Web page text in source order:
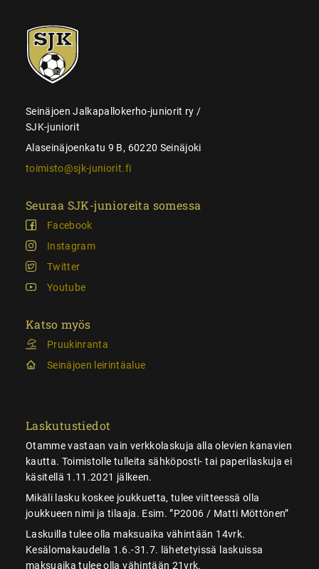
SJK-
juniorit
Seinäjoen Jalkapallokerho-juniorit ry /
SJK-juniorit
Alaseinäjoenkatu 9 B, 60220 Seinäjoki
toimisto@sjk-juniorit.fi
Seuraa SJK-junioreita somessa
Facebook
Instagram
Twitter
Youtube
Katso myös
Pruukinranta
Seinäjoen leirintäalue
Laskutustiedot
Otamme vastaan vain verkkolaskuja alla olevien kanavien
kautta. Toimistolle tulleita sähköposti- tai paperilaskuja ei
käsitellä 1.11.2021 jälkeen.
Mikäli lasku koskee joukkuetta, tulee viitteessä olla
joukkueen nimi ja tilaaja. Esim. ”P2006 / Matti Möttönen”
Laskuilla tulee olla maksuaika vähintään 14vrk.
Kesälomakaudella 1.6.-31.7. lähetetyissä laskuissa
maksuaika tulee olla vähintään 21vrk.